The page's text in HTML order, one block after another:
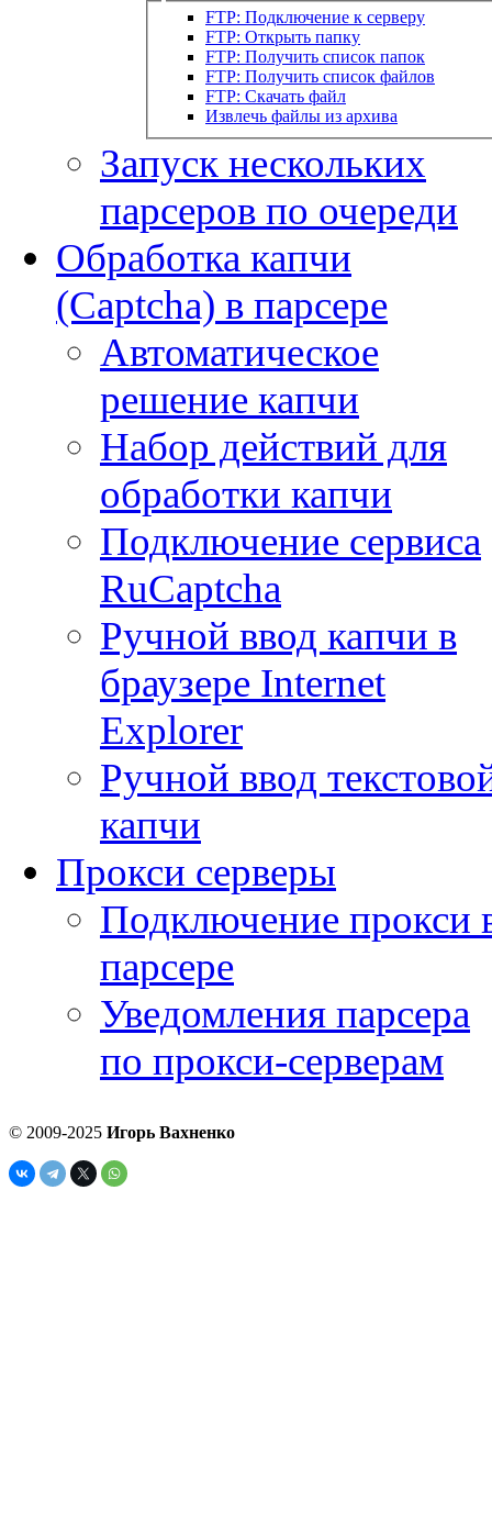
FTP: Подключение к серверу
FTP: Открыть папку
FTP: Получить список папок
FTP: Получить список файлов
FTP: Скачать файл
Извлечь файлы из архива
Запуск нескольких
парсеров по очереди
Обработка капчи
(Captcha) в парсере
Автоматическое
решение капчи
Набор действий для
обработки капчи
Подключение сервиса
RuCaptcha
Ручной ввод капчи в
браузере Internet
Explorer
Ручной ввод
капчи
Прокси серверы
Подключение прокси
парсере
Уведомления парсера
по прокси-серверам
© 2009-2025 Игорь Вахненко